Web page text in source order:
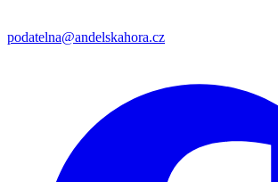
podatelna@andelskahora.cz